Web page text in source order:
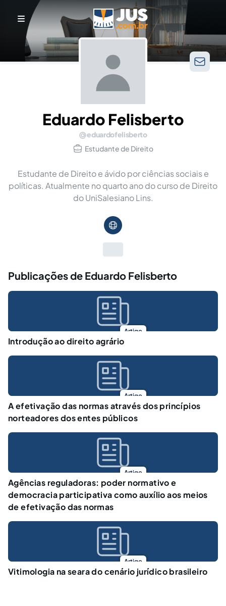
Eduardo Felisberto
eduardofelisberto
Estudante de Direito
Estudante de Direito e ávido por ciências sociais e
políticas. Atualmente no quarto ano do curso de Direito
do UniSalesiano Lins.
Publicações de Eduardo Felisberto
Artigo
Introdução ao direito agrário
Artigo
A efetivação das normas através dos princípios
norteadores dos entes públicos
Artigo
Agências reguladoras: poder normativo e
democracia participativa como auxílio aos meios
de efetivação das normas
Artigo
Vitimologia na seara do cenário jurídico brasileiro